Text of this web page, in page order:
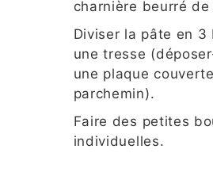
charnière beurré
Diviser la pâte en 3
une tresse
une plaque
parchemin).
Faire des petites
individuelles.